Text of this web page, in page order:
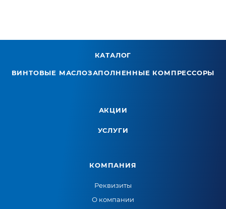
КАТАЛОГ
ВИНТОВЫЕ МАСЛОЗАПОЛНЕННЫЕ КОМПРЕССОРЫ
АКЦИИ
УСЛУГИ
КОМПАНИЯ
Реквизиты
О компании